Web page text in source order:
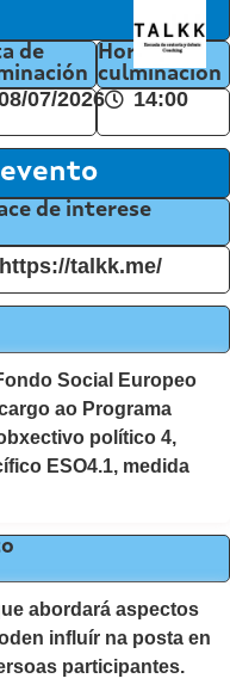
de
07/2026
Hora de
culminación
14:00
de interese
https://talkk.me/
Social Europeo
ao Programa
político 4,
ESO4.1, medida
abordará aspectos
influír na posta en
participantes.